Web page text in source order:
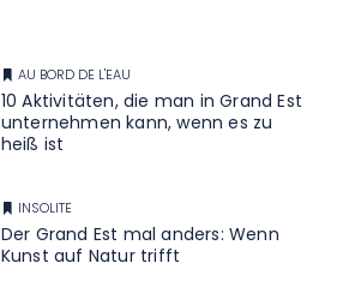
AU BORD DE L'EAU
10 Aktivitäten, die man in Grand Est
unternehmen kann, wenn es zu
heiß ist
INSOLITE
Der Grand Est mal anders: Wenn
Kunst auf Natur trifft